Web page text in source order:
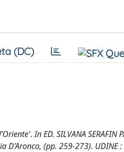
(DC)
In ED. SILVANA SERAFIN
(pp. 259-273). UDINE :